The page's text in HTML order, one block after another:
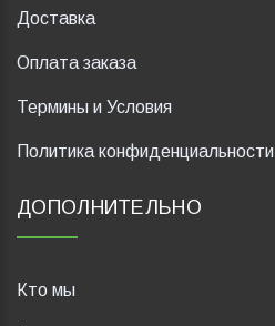
Доставка
Оплата заказа
Термины и Условия
Политика конфиденциальности
ДОПОЛНИТЕЛЬНО
Кто мы